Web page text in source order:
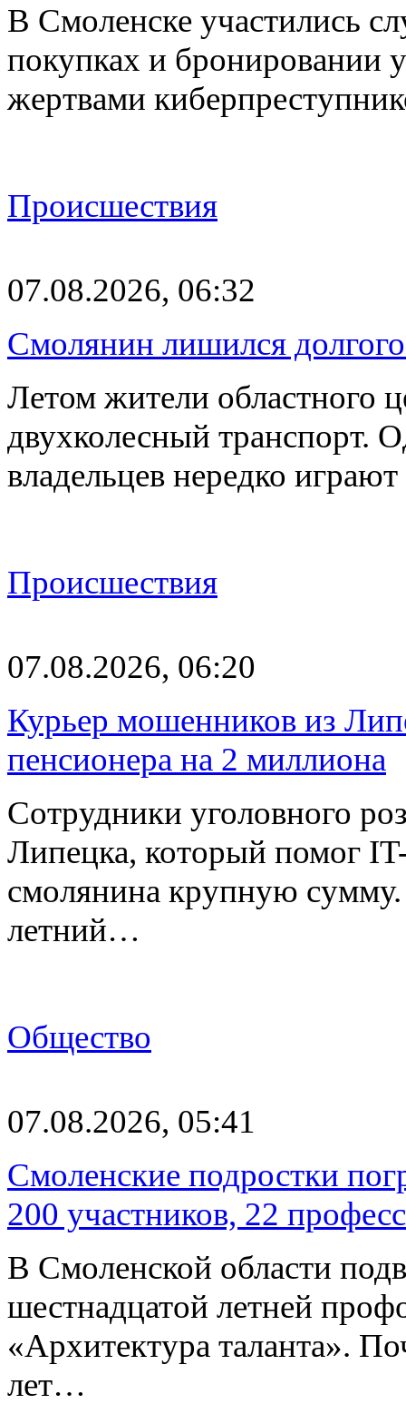
В Смоленске участились
покупках и бронировании
жертвами
Происшествия
07.08.2026, 06:32
Смолянин лишился
Летом жители областного
двухколесный транспорт.
владельцев нередко
Происшествия
07.08.2026, 06:20
Курьер мошенников из
пенсионера на 2 миллиона
Сотрудники уголовного
Липецка, который помог
смолянина крупную
летний…
Общество
07.08.2026, 05:41
Смоленские подростки
200 участников, 22
В Смоленской области
шестнадцатой летней
«Архитектура таланта».
лет…